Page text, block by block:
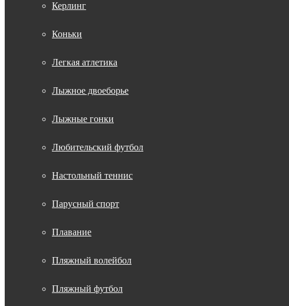
Керлинг
Коньки
Легкая атлетика
Лыжное двоеборье
Лыжные гонки
Любительский футбол
Настольный теннис
Парусный спорт
Плавание
Пляжный волейбол
Пляжный футбол